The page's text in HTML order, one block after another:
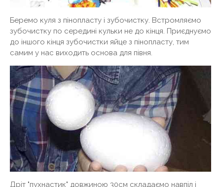
Беремо куля з пінопласту і зубочистку. Встромляємо
зубочистку по середині кульки не до кінця. Приєднуємо
до іншого кінця зубочистки яйце з пінопласту, тим
самим у нас виходить основа для півня.
Дріт "пухнастик" довжиною 30см складаємо навпіл і